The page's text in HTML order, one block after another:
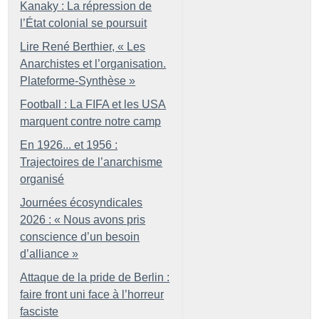
Kanaky : La répression de
l’État colonial se poursuit
Lire René Berthier, « Les
Anarchistes et l’organisation.
Plateforme-Synthèse »
Football : La FIFA et les USA
marquent contre notre camp
En 1926... et 1956 :
Trajectoires de l’anarchisme
organisé
Journées écosyndicales
2026 : « Nous avons pris
conscience d’un besoin
d’alliance »
Attaque de la pride de Berlin :
faire front uni face à l’horreur
fasciste